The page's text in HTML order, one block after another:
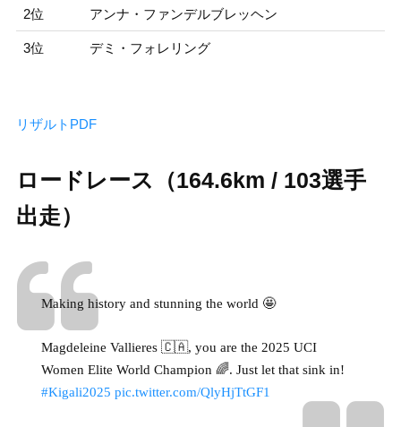
2位 アンナ・ファンデルブレッヘン
3位 デミ・フォレリング
リザルトPDF
ロードレース（164.6km / 103選手
出走）
Making history and stunning the world 🤩
Magdeleine Vallieres 🇨🇦, you are the 2025 UCI
Women Elite World Champion 🌈. Just let that sink in!
#Kigali2025 pic.twitter.com/QlyHjTtGF1